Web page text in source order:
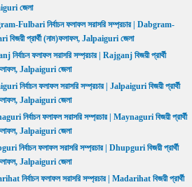
জেলা
Fulbari নির্বাচন ফলাফল সরাসরি সম্প্রচার | Dabgram-
বিজয়ী প্রার্থী (নাম)ফলাফল, Jalpaiguri জেলা
নির্বাচন ফলাফল সরাসরি সম্প্রচার | Rajganj বিজয়ী প্রার্থী
Jalpaiguri জেলা
নির্বাচন ফলাফল সরাসরি সম্প্রচার | Jalpaiguri বিজয়ী প্রার্থী
Jalpaiguri জেলা
নির্বাচন ফলাফল সরাসরি সম্প্রচার | Maynaguri বিজয়ী প্রার্থী
Jalpaiguri জেলা
নির্বাচন ফলাফল সরাসরি সম্প্রচার | Dhupguri বিজয়ী প্রার্থী
Jalpaiguri জেলা
নির্বাচন ফলাফল সরাসরি সম্প্রচার | Madarihat বিজয়ী প্রার্থী